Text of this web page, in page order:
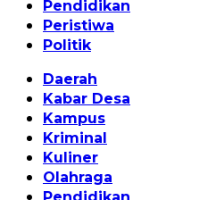
Pendidikan
Peristiwa
Politik
Daerah
Kabar Desa
Kampus
Kriminal
Kuliner
Olahraga